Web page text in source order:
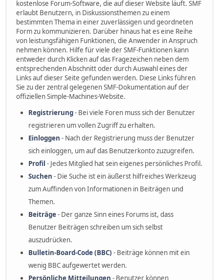
kostenlose Forum-Software, die auf dieser Website läuft. SMF
erlaubt Benutzern, in Diskussionsthemen zu einem
bestimmten Thema in einer zuverlässigen und geordneten
Form zu kommunizieren. Darüber hinaus hat es eine Reihe
von leistungsfähigen Funktionen, die Anwender in Anspruch
nehmen können. Hilfe für viele der SMF-Funktionen kann
entweder durch Klicken auf das Fragezeichen neben dem
entsprechenden Abschnitt oder durch Auswahl eines der
Links auf dieser Seite gefunden werden. Diese Links führen
Sie zu der zentral gelegenen SMF-Dokumentation auf der
offiziellen Simple-Machines-Website.
Registrierung- Bei viele Foren muss sich der Benutzer
registrieren um vollen Zugriff zu erhalten.
Einloggen - Nach der Registrierung muss der Benutzer
sich einloggen, um auf das Benutzerkonto zuzugreifen.
Profil - Jedes Mitglied hat sein eigenes persönliches Profil.
Suchen - Die Suche ist ein äußerst hilfreiches Werkzeug
zum Auffinden von Informationen in Beiträgen und
Themen.
Beiträge- Der ganze Sinn eines Forums ist, dass
Benutzer Beiträgen schreiben um sich selbst
auszudrücken.
Bulletin-Board-Code (BBC) - Beiträge können mit ein
wenig BBC aufgewertet werden.
Persönliche Mitteilungen - Benutzer können